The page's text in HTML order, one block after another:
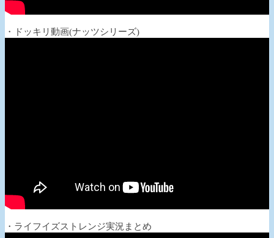
・ドッキリ動画(ナッツシリーズ)
・ライフイズストレンジ実況まとめ